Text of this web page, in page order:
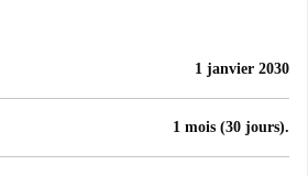
1 janvier 2030
1 mois (30 jours).